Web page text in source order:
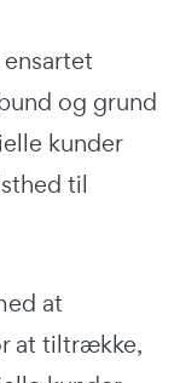
og grund
kunder
til
at
at tiltrække,